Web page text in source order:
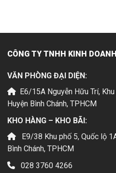
CÔNG TY TNHH KINH
VĂN PHÒNG ĐẠI DIỆN:
E6/15A Nguyễn Hữu Trí,
Huyện Bình Chánh, TPHCM
KHO HÀNG – KHO BÃI:
E9/38 Khu phố 5, Quốc lộ
Bình Chánh, TPHCM
028 3760 4266